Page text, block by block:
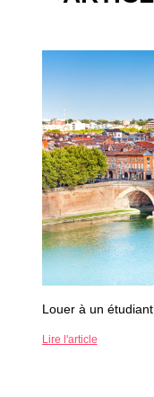
Louer à un
Lire l'article